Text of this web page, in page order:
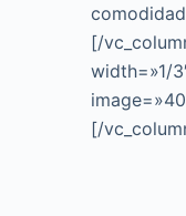
[/
width=»1/
[/